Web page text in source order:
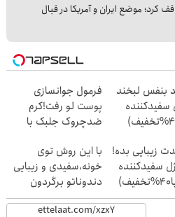
کرد؛ موضع ایران و آمریکا در قبال
بنفس لبخند
سفیدکننده
فرمول جوانسازی
پوست لو رفت!کرم
ضدچروک جلبک با
زیبایی بده!
سفیدکننده
با این روش توی
خونه،سفیدی و زیبایی
دندوناتو برگردون
(40%off)